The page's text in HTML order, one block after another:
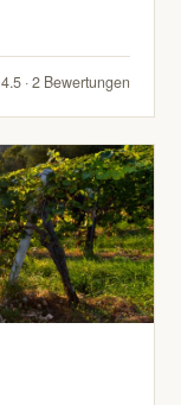
4.5 · 2 Bewertungen